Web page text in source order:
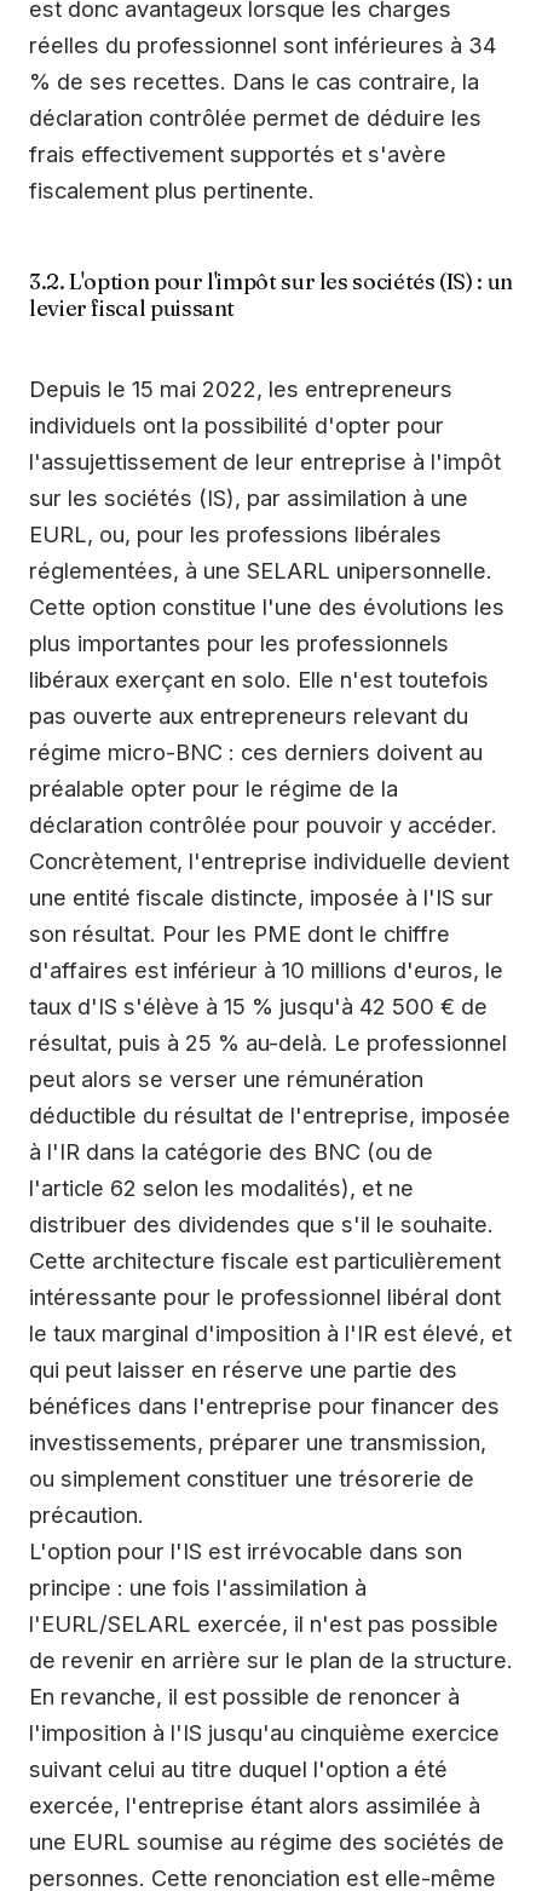
est donc avantageux lorsque les charges
réelles du professionnel sont inférieures à 34
% de ses recettes. Dans le cas contraire, la
déclaration contrôlée permet de déduire les
frais effectivement supportés et s'avère
fiscalement plus pertinente.
3.2. L'option pour l'impôt sur les sociétés (IS) : un
levier fiscal puissant
Depuis le 15 mai 2022, les entrepreneurs
individuels ont la possibilité d'opter pour
l'assujettissement de leur entreprise à l'impôt
sur les sociétés (IS), par assimilation à une
EURL, ou, pour les professions libérales
réglementées, à une SELARL unipersonnelle.
Cette option constitue l'une des évolutions les
plus importantes pour les professionnels
libéraux exerçant en solo. Elle n'est toutefois
pas ouverte aux entrepreneurs relevant du
régime micro-BNC : ces derniers doivent au
préalable opter pour le régime de la
déclaration contrôlée pour pouvoir y accéder.
Concrètement, l'entreprise individuelle devient
une entité fiscale distincte, imposée à l'IS sur
son résultat. Pour les PME dont le chiffre
d'affaires est inférieur à 10 millions d'euros, le
taux d'IS s'élève à 15 % jusqu'à 42 500 € de
résultat, puis à 25 % au-delà. Le professionnel
peut alors se verser une rémunération
déductible du résultat de l'entreprise, imposée
à l'IR dans la catégorie des BNC (ou de
l'article 62 selon les modalités), et ne
distribuer des dividendes que s'il le souhaite.
Cette architecture fiscale est particulièrement
intéressante pour le professionnel libéral dont
le taux marginal d'imposition à l'IR est élevé, et
qui peut laisser en réserve une partie des
bénéfices dans l'entreprise pour financer des
investissements, préparer une transmission,
ou simplement constituer une trésorerie de
précaution.
L'option pour l'IS est irrévocable dans son
principe : une fois l'assimilation à
l'EURL/SELARL exercée, il n'est pas possible
de revenir en arrière sur le plan de la structure.
En revanche, il est possible de renoncer à
l'imposition à l'IS jusqu'au cinquième exercice
suivant celui au titre duquel l'option a été
exercée, l'entreprise étant alors assimilée à
une EURL soumise au régime des sociétés de
personnes. Cette renonciation est elle-même